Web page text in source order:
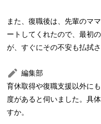
また、復職後は、先輩のマ
ートしてくれたので、最初
が、すぐにその不安も払拭さ
編集部
育休取得や復職支援以外に
度があると伺いました。具
すか。